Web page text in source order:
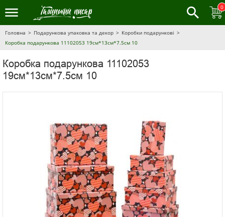
0
Головна Подарункова упаковка та декор
Коробки подарункові
Коробка подарункова 11102053 19см*13см*7.5см 10
Коробка подарункова 11102053
19см*13см*7.5см 10